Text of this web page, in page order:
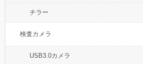
チラー
検査カメラ
USB3.0カメラ